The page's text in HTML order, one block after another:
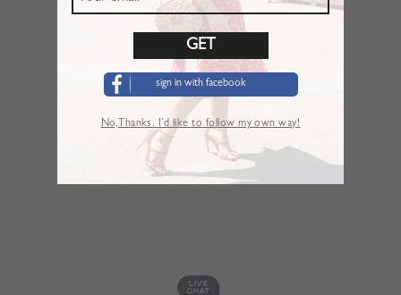
sign in with facebook
No,Thanks. I’d like to follow my own way!